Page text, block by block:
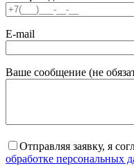
E-mail
Ваше сообщение (не
Отправляя заявку, я
обработке персональных